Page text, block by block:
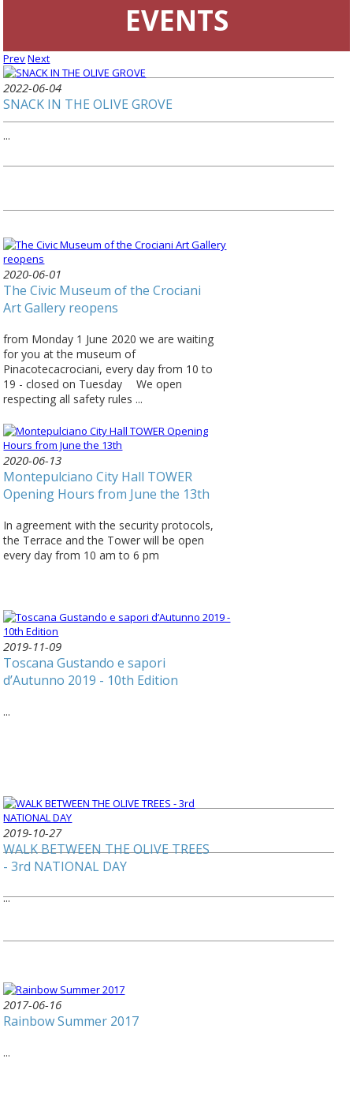
EVENTS
PrevNext
2022-06-04
SNACK IN THE OLIVE GROVE
...
2020-06-01
The Civic Museum of the Crociani
Art Gallery reopens
from Monday 1 June 2020 we are waiting
for you at the museum of
Pinacotecacrociani, every day from 10 to
19 - closed on Tuesday ⠀ We open
respecting all safety rules ...
2020-06-13
Montepulciano City Hall TOWER
Opening Hours from June the 13th
In agreement with the security protocols,
the Terrace and the Tower will be open
every day from 10 am to 6 pm
2019-11-09
Toscana Gustando e sapori
d’Autunno 2019 - 10th Edition
...
2019-10-27
WALK BETWEEN THE OLIVE TREES
- 3rd NATIONAL DAY
...
2017-06-16
Rainbow Summer 2017
...